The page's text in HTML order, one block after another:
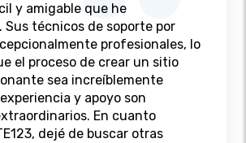
y amigable que he
Sus técnicos de soporte por
profesionales, lo
el proceso de crear un sitio
sea increíblemente
y apoyo son
En cuanto
dejé de buscar otras